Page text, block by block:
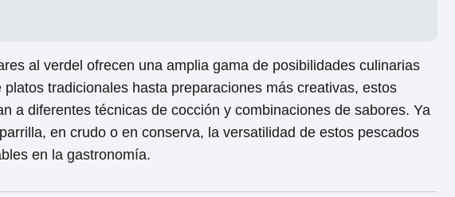
al verdel ofrecen una amplia gama de posibilidades culinarias
tradicionales hasta preparaciones más creativas, estos
a diferentes técnicas de cocción y combinaciones de sabores. Ya
en crudo o en conserva, la versatilidad de estos pescados
en la gastronomía.